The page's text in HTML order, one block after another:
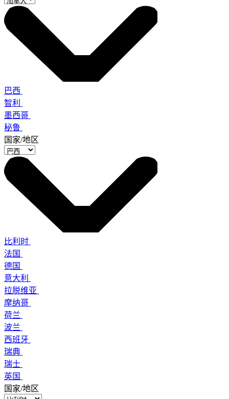
巴西
智利
墨西哥
秘鲁
国家/地区
比利时
法国
德国
意大利
拉脱维亚
摩纳哥
荷兰
波兰
西班牙
瑞典
瑞士
英国
国家/地区